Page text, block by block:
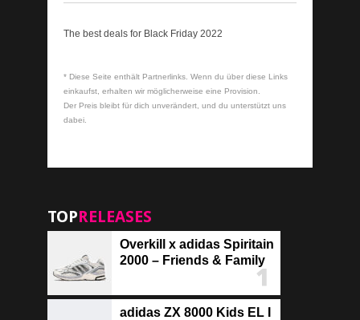
The best deals for Black Friday 2022
* Diese Seite enthält Partnerlinks. Wenn du über diese Links
einkaufst, erhalten wir möglicherweise eine Provision.
Der Preis bleibt für dich unverändert, und du unterstützt uns
dabei.
TOPRELEASES
Overkill x adidas Spiritain
2000 – Friends & Family
adidas ZX 8000 Kids EL I